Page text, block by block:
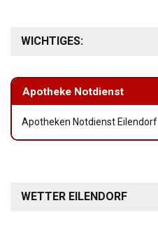
WICHTIGES:
Apotheke Notdienst
Apotheken Notdienst Eilendorf
WETTER EILENDORF